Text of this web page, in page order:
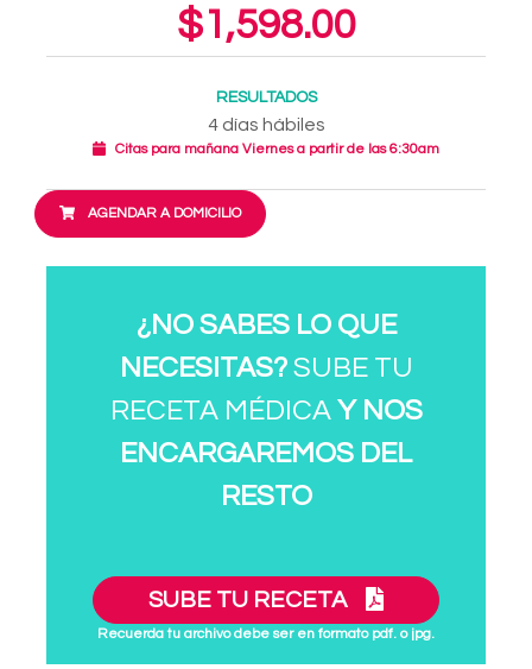
$1,598.00
RESULTADOS
4 días hábiles
Citas para mañana Viernes a partir de las 6:30am
AGENDAR A DOMICILIO
¿NO SABES LO QUE
NECESITAS?SUBE TU
RECETA MÉDICA Y NOS
ENCARGAREMOS DEL
RESTO
SUBE TU RECETA
Recuerda tu archivo debe ser en formato pdf. o jpg.